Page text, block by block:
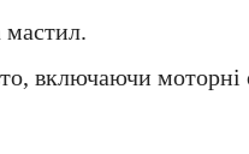
мастил.
включаючи моторні